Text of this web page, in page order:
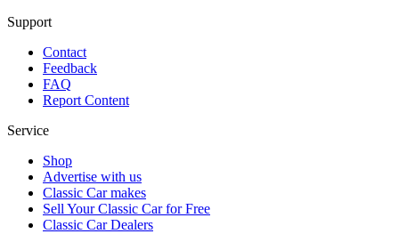
Support
Contact
Feedback
FAQ
Report Content
Service
Shop
Advertise with us
Classic Car makes
Sell Your Classic Car for Free
Classic Car Dealers